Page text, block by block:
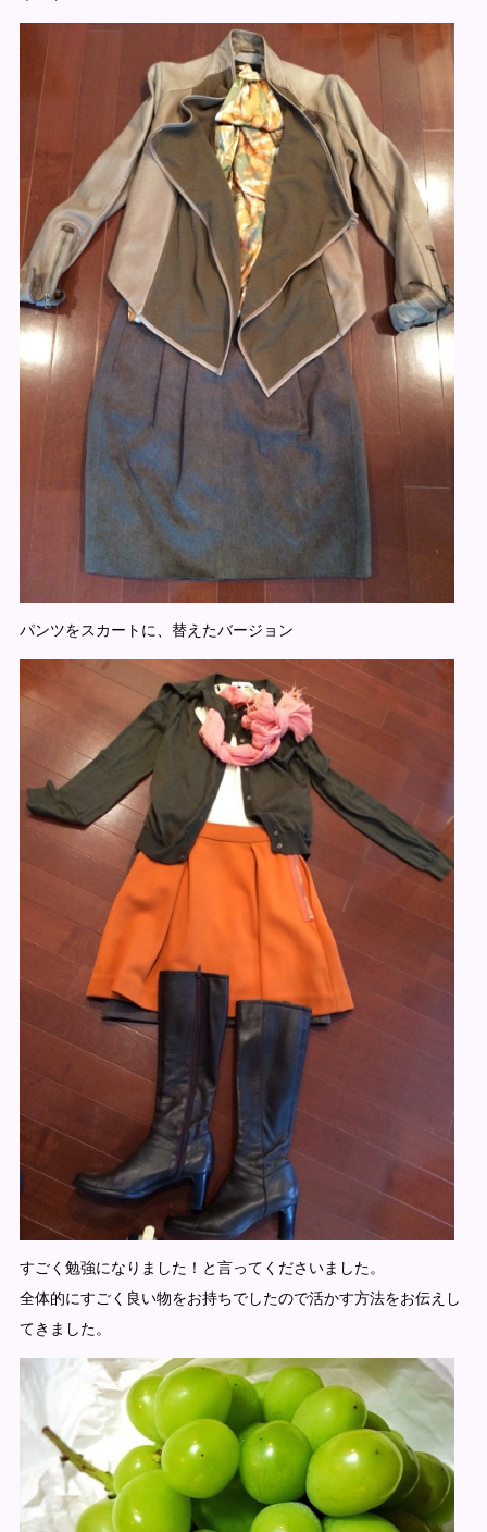
パンツをスカートに、替えたバージョン
すごく勉強になりました！と言ってくださいました。
全体的にすごく良い物をお持ちでしたので活かす方法をお伝えし
てきました。